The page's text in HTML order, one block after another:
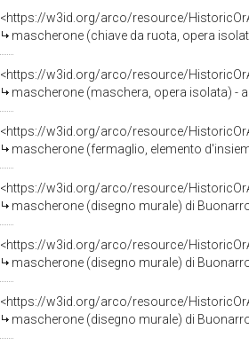
<https://w3id.org/arco/resource/
mascherone (chiave da ruota, opera
<https://w3id.org/arco/resource/
mascherone (maschera, opera isolata) -
<https://w3id.org/arco/resource/
mascherone (fermaglio, elemento
<https://w3id.org/arco/resource/
mascherone (disegno murale) di
<https://w3id.org/arco/resource/
mascherone (disegno murale) di
<https://w3id.org/arco/resource/
mascherone (disegno murale) di